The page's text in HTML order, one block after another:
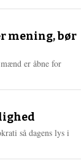
e mening, bør
er åbne for
så dagens lys i